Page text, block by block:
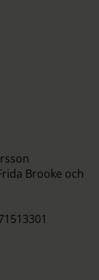
Brooke och